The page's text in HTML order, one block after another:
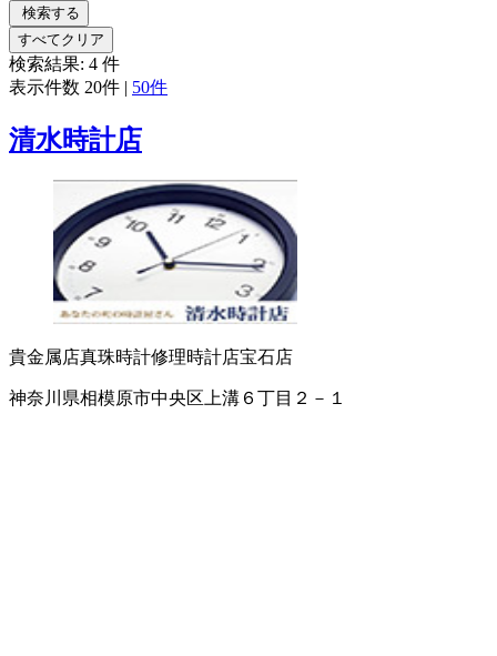
検索する
すべてクリア
検索結果: 4 件
表示件数 20件 | 50件
清水時計店
貴金属店真珠時計修理時計店宝石店
神奈川県相模原市中央区上溝６丁目２－１